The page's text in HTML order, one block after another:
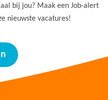
bij jou? Maak een Job-alert
nieuwste vacatures!